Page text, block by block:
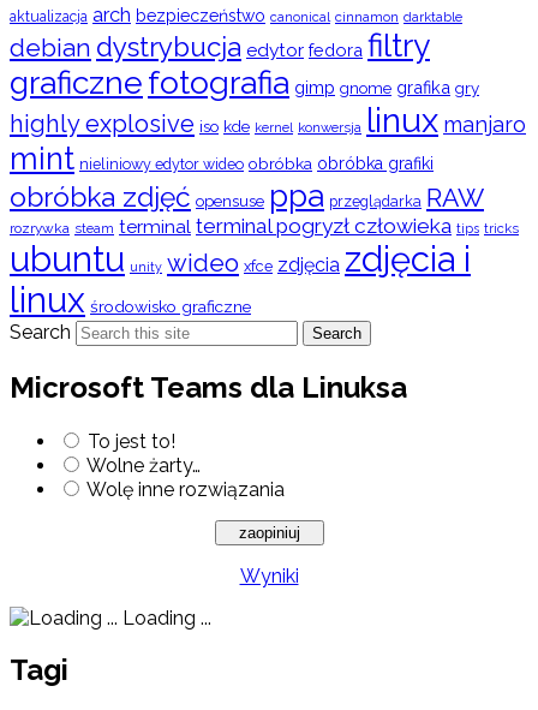
aktualizacja arch bezpieczeństwo canonical cinnamon darktable
debian dystrybucja edytor fedora filtry
graficznefotografia gimp gnome grafika gry
highly explosive iso kde kernel konwersja linux manjaro
mint nieliniowy edytor wideo obróbka obróbka grafiki
obróbka zdjęć opensuse ppa przeglądarka RAW
rozrywka steam terminal terminal pogryzł człowieka tips tricks
ubuntu unity wideo xfce zdjęcia zdjęcia i
linux środowisko graficzne
Search Search
Microsoft Teams dla Linuksa
To jest to!
Wolne żarty…
Wolę inne rozwiązania
Wyniki
Loading ...
Tagi